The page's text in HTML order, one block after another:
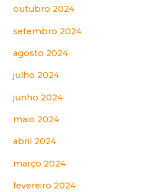
outubro 2024
setembro 2024
agosto 2024
julho 2024
junho 2024
maio 2024
abril 2024
março 2024
fevereiro 2024